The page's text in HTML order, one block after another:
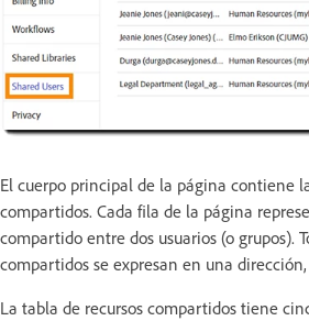
El cuerpo principal de la página contiene
compartidos. Cada fila de la página
compartido entre dos usuarios (o grupos).
compartidos se expresan en una
La tabla de recursos compartidos tiene